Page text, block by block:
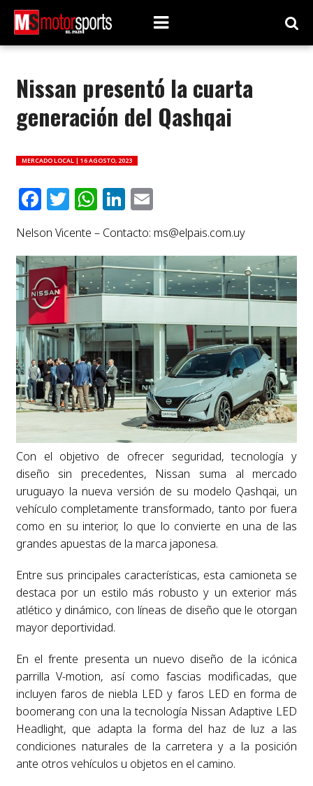
Nissan presentó la cuarta
generación del Qashqai
MERCADO LOCAL | 16 AGOSTO, 2023
Facebook
Twitter
WhatsApp
LinkedIn
Email
Nelson Vicente – Contacto: ms@elpais.com.uy
Con el objetivo de ofrecer seguridad, tecnología y
diseño sin precedentes, Nissan suma al mercado
uruguayo la nueva versión de su modelo Qashqai, un
vehículo completamente transformado, tanto por fuera
como en su interior, lo que lo convierte en una de las
grandes apuestas de la marca japonesa.
Entre sus principales características, esta camioneta se
destaca por un estilo más robusto y un exterior más
atlético y dinámico, con líneas de diseño que le otorgan
mayor deportividad.
En el frente presenta un nuevo diseño de la icónica
parrilla V-motion, así como fascias modificadas, que
incluyen faros de niebla LED y faros LED en forma de
boomerang con una la tecnología Nissan Adaptive LED
Headlight, que adapta la forma del haz de luz a las
condiciones naturales de la carretera y a la posición
ante otros vehículos u objetos en el camino.